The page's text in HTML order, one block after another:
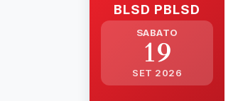
BLSD PBLSD
SABATO
19
SET 2026